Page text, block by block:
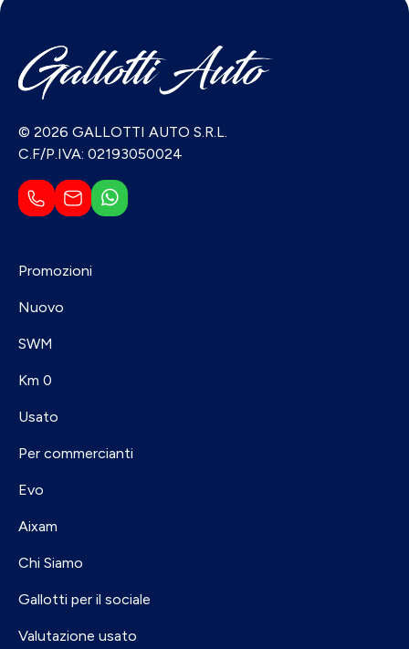
© 2026 GALLOTTI AUTO S.R.L.
C.F/P.IVA: 02193050024
Promozioni
Nuovo
SWM
Km 0
Usato
Per commercianti
Evo
Aixam
Chi Siamo
Gallotti per il sociale
Valutazione usato